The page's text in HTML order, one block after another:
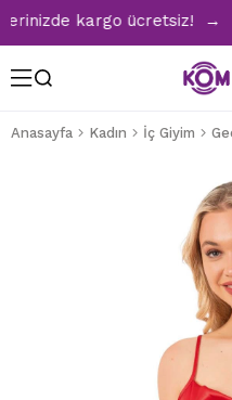
kargo ücretsiz! →
Anasayfa Kadın İç Giyim